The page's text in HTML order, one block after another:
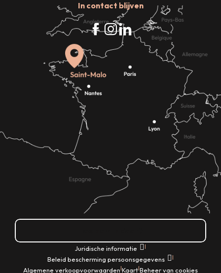
In contact blijven
Juridische informatie |
Beleid bescherming persoonsgegevens |
Algemene verkoopvoorwaarden|Kaart|Beheer van cookies